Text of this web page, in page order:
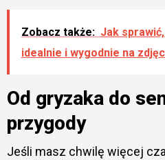
Zobacz także: Jak
idealnie i wygodnie na
Od gryzaka do
przygody
Jeśli masz chwilę więcej